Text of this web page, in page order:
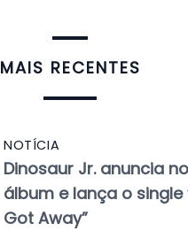
MAIS RECENTES
NOTÍCIA
Dinosaur Jr. anuncia
álbum e lança o single
Got Away”